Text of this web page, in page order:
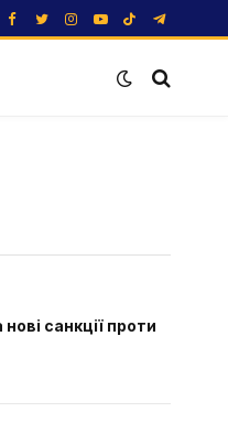
Facebook
TwitterInstagram
YouTube
TikTokTelegram
санкції проти